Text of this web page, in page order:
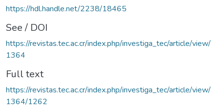
https://hdl.handle.net/2238/18465
See / DOI
https://revistas.tec.ac.cr/index.php/investiga_tec/article/view/
1364
Full text
https://revistas.tec.ac.cr/index.php/investiga_tec/article/view/
1364/1262